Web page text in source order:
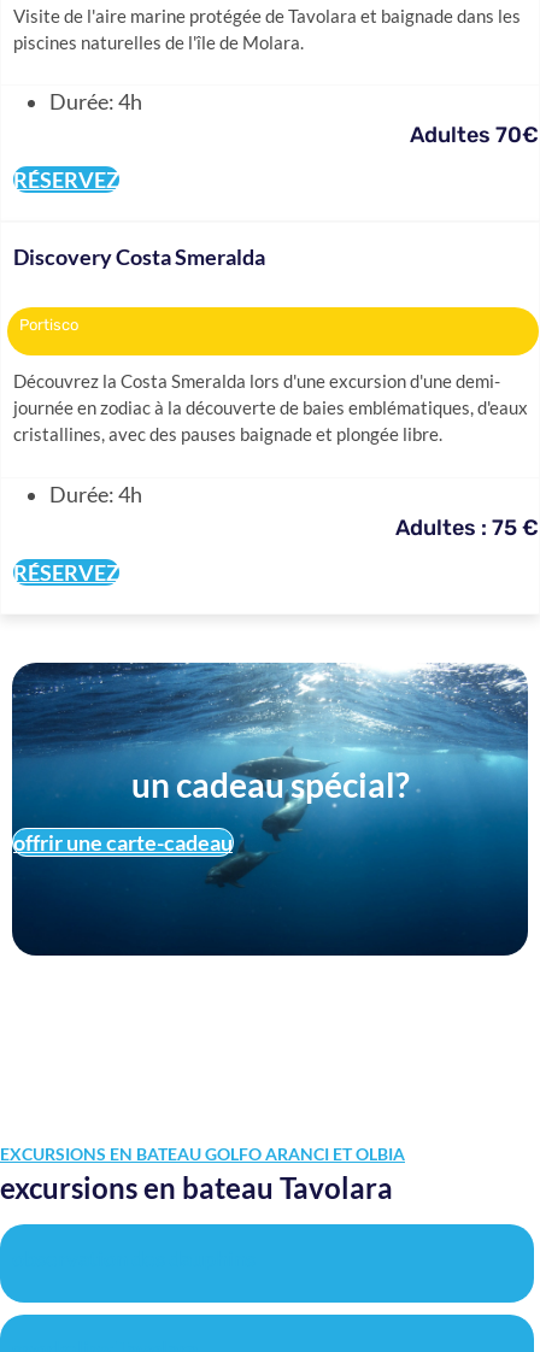
Visite de l'aire marine protégée de Tavolara et baignade dans les
piscines naturelles de l'île de Molara.
Durée: 4h
Adultes 70€
RÉSERVEZ
Discovery Costa Smeralda
Portisco
Découvrez la Costa Smeralda lors d'une excursion d'une demi-
journée en zodiac à la découverte de baies emblématiques, d'eaux
cristallines, avec des pauses baignade et plongée libre.
Durée: 4h
Adultes : 75 €
RÉSERVEZ
un cadeau spécial?
offrir une carte-cadeau
EXCURSIONS EN BATEAU GOLFO ARANCI ET OLBIA
excursions en bateau Tavolara